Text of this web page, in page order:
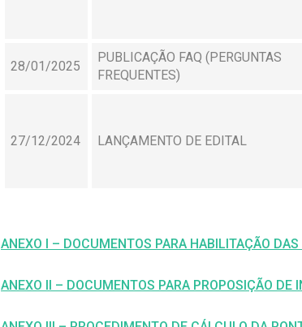
28/01/2025
PUBLICAÇÃO FAQ (PERGUNTAS
FREQUENTES)
27/12/2024 LANÇAMENTO DE EDITAL
ANEXO I – DOCUMENTOS PARA HABILITAÇÃO DAS
ANEXO II – DOCUMENTOS PARA PROPOSIÇÃO DE